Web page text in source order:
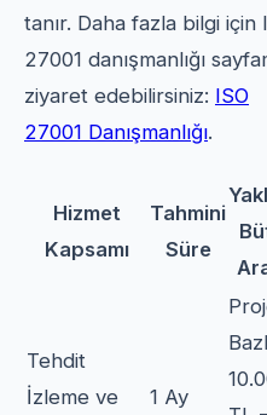
tanır. Daha fazla bilgi için
27001 danışmanlığı
ziyaret edebilirsiniz: ISO
27001 Danışmanlığı.
Hizmet
Kapsamı
Tahmini
Süre
Tehdit
İzleme ve
1 Ay